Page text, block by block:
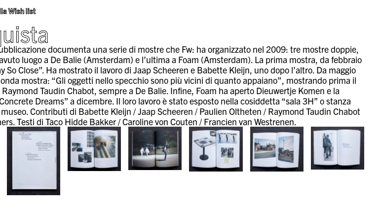
Wish list
documenta una serie di mostre che Fw: ha organizzato nel 2009: tre mostre doppie,
luogo a De Balie (Amsterdam) e l’ultima a Foam (Amsterdam). La prima mostra, da febbraio
So Close”. Ha mostrato il lavoro di Jaap Scheeren e Babette Kleijn, uno dopo l’altro. Da maggio
mostra: “Gli oggetti nello specchio sono più vicini di quanto appaiano”, mostrando prima il
Taudin Chabot, sempre a De Balie. Infine, Foam ha aperto Dieuwertje Komen e la
Dreams” a dicembre. Il loro lavoro è stato esposto nella cosiddetta “sala 3H” o stanza
Contributi di Babette Kleijn / Jaap Scheeren / Paulien Oltheten / Raymond Taudin Chabot
Testi di Taco Hidde Bakker / Caroline von Couten / Francien van Westrenen.